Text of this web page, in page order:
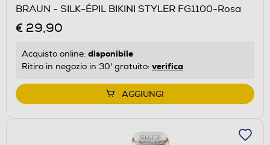
BRAUN - SILK-ÉPIL BIKINI STYLER FG1100-Rosa
€ 29,90
Acquisto online: disponibile
Ritiro in negozio in 30' gratuito: verifica
AGGIUNGI